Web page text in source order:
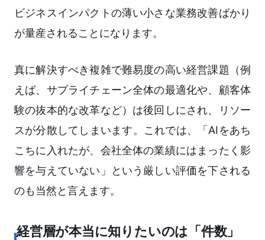
ビジネスインパクトの薄い小さな業務改善ばかり
が量産されることになります。
真に解決すべき複雑で難易度の高い経営課題（例
えば、サプライチェーン全体の最適化や、顧客体
験の抜本的な改革など）は後回しにされ、リソー
スが分散してしまいます。これでは、「AIをあち
こちに入れたが、会社全体の業績にはまったく影
響を与えていない」という厳しい評価を下される
のも当然と言えます。
経営層が本当に知りたいのは「件数」